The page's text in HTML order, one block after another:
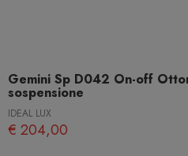
Gemini Sp D042 On-off
sospensione
IDEAL LUX
€ 204,00